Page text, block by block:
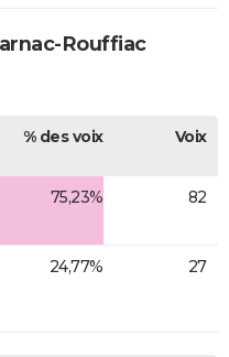
Rouffiac
% des voix Voix
75,23% 82
24,77% 27